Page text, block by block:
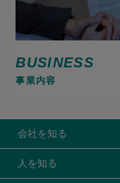
BUSINESS
事業内容
会社を知る
人を知る